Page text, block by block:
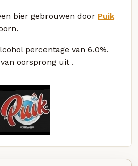
bier gebrouwen door Puik
percentage van 6.0%.
oorsprong uit .